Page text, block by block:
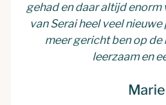
gehad en daar altijd enorm
van Serai heel veel
meer gericht ben op de
leerzaam en